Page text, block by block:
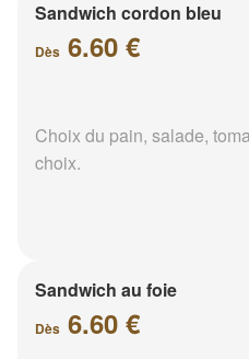
Sandwich cordon bleu
Dès 6.60 €
Choix du pain, salade,
choix.
Sandwich au foie
Dès 6.60 €